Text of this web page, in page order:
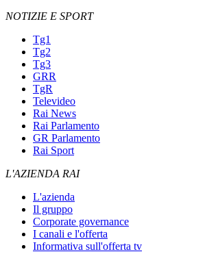
NOTIZIE E SPORT
Tg1
Tg2
Tg3
GRR
TgR
Televideo
Rai News
Rai Parlamento
GR Parlamento
Rai Sport
L'AZIENDA RAI
L'azienda
Il gruppo
Corporate governance
I canali e l'offerta
Informativa sull'offerta tv